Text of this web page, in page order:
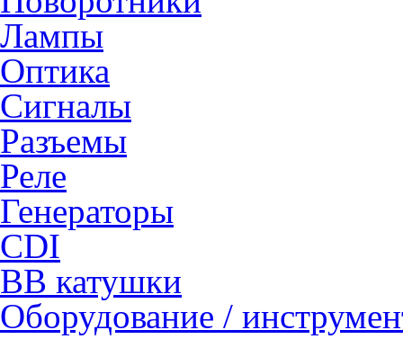
Лампы
Оптика
Сигналы
Разъемы
Реле
Генераторы
CDI
ВВ катушки
Оборудование /